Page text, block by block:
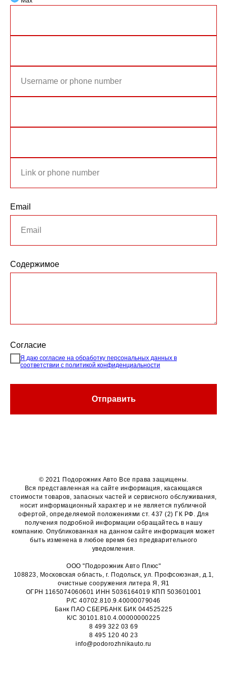
Email
Содержимое
Согласие
Я даю согласие на обработку персональных данных в
соответствии с политикой конфиденциальности
Отправить
© 2021 Подорожник Авто Все права защищены.
Вся представленная на сайте информация, касающаяся
стоимости товаров, запасных частей и сервисного обслуживания,
носит информационный характер и не является публичной
офертой, определяемой положениями ст. 437 (2) ГК РФ. Для
получения подробной информации обращайтесь в нашу
компанию. Опубликованная на данном сайте информация может
быть изменена в любое время без предварительного
уведомления.
ООО "Подорожник Авто Плюс"
108823, Московская область, г. Подольск, ул. Профсоюзная, д.1,
очистные сооружения литера Я, Я1
ОГРН 1165074060601 ИНН 5036164019 КПП 503601001
Р/С 40702.810.9.40000079046
Банк ПАО СБЕРБАНК БИК 044525225
К/С 30101.810.4.00000000225
8 499 322 03 69
8 495 120 40 23
info@podorozhnikauto.ru